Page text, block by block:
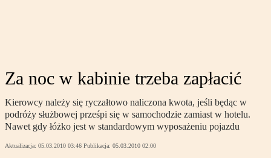
Za noc w kabinie trzeba zapłacić
Kierowcy należy się ryczałtowo naliczona kwota, jeśli będąc w
podróży służbowej prześpi się w samochodzie zamiast w hotelu.
Nawet gdy łóżko jest w standardowym wyposażeniu pojazdu
Aktualizacja: 05.03.2010 03:46 Publikacja: 05.03.2010 02:00